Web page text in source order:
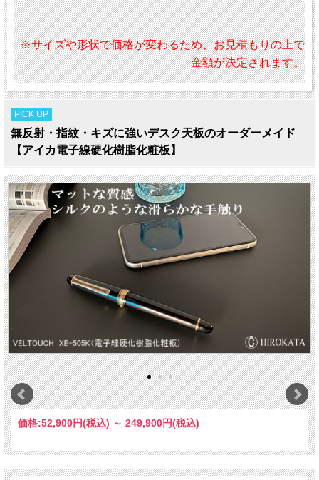
※サイズや形状で価格が変わるため、お見積もりの上で
金額が決定されます。
PICK UP
無反射・指紋・キズに強いデスク天板のオーダーメイド
【アイカ電子線硬化樹脂化粧板】
価格:52,900円(税込) ～ 249,900円(税込)